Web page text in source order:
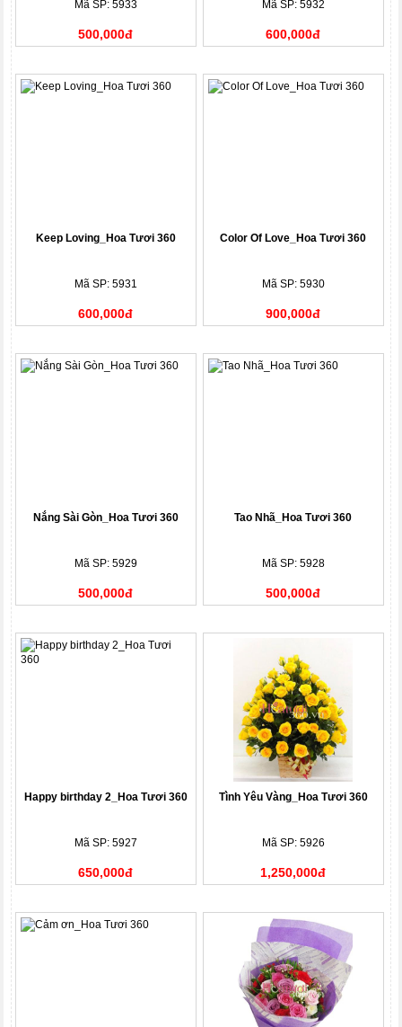
Mã SP: 5933
500,000đ
Mã SP: 5932
600,000đ
Keep Loving_Hoa Tươi 360
Mã SP: 5931
600,000đ
Color Of Love_Hoa Tươi 360
Mã SP: 5930
900,000đ
Nắng Sài Gòn_Hoa Tươi 360
Mã SP: 5929
500,000đ
Tao Nhã_Hoa Tươi 360
Mã SP: 5928
500,000đ
Happy birthday 2_Hoa Tươi 360
Mã SP: 5927
650,000đ
Tình Yêu Vàng_Hoa Tươi 360
Mã SP: 5926
1,250,000đ